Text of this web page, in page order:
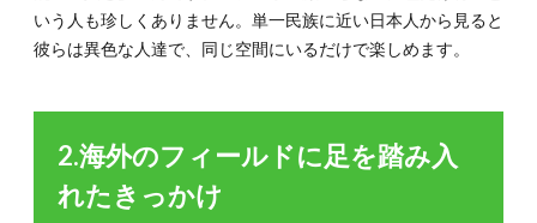
6.リ
スク
管理
臆病
でい
るこ
と
いう人も珍しくありません。単一民族に近い日本人から見ると
彼らは異色な人達で、同じ空間にいるだけで楽しめます。
2.海外のフィールドに足を踏み入
れたきっかけ